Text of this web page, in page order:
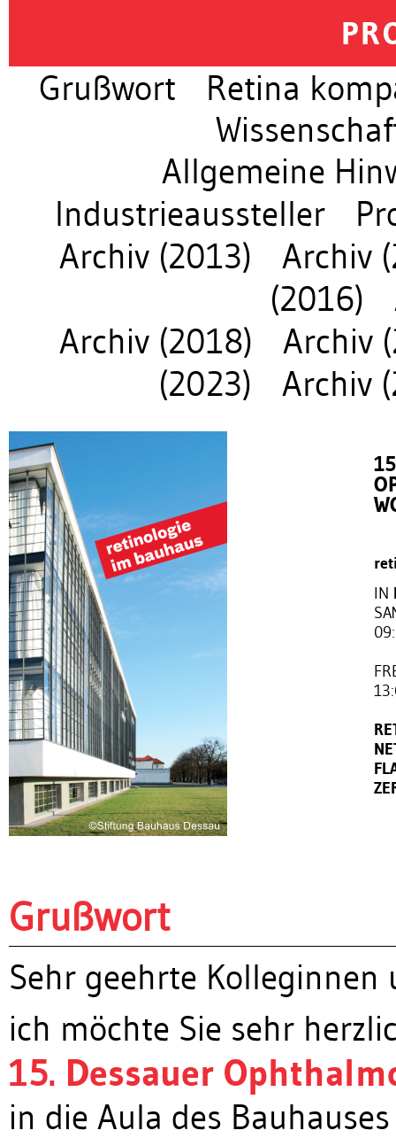
Grußwort
Retina
Allgemeine
Industrieaussteller
Archiv (2013)
Archiv
(2016)
Archiv (2018)
Archiv
(2023)
Archiv
IN
Grußwort
Sehr geehrte Kolleginnen
ich möchte Sie sehr
15. Dessauer
in die Aula des